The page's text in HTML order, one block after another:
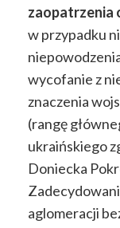
zaopatrzenia
w przypadku
wycofanie z
znaczenia
(rangę
ukraińskiego
Doniecka
aglomeracji